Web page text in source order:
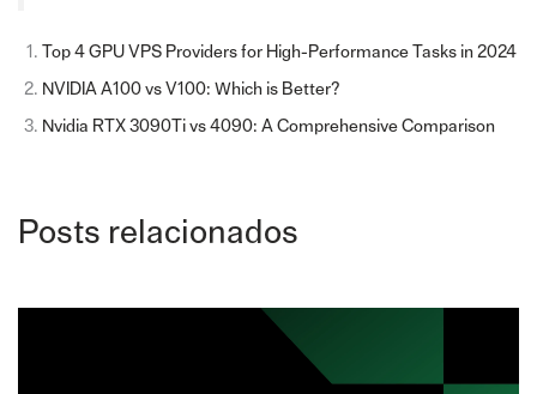
Top 4 GPU VPS Providers for High-Performance Tasks in 2024
NVIDIA A100 vs V100: Which is Better?
Nvidia RTX 3090Ti vs 4090: A Comprehensive Comparison
Posts relacionados